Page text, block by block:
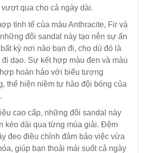
qua cho cả ngày dài.
tinh tế của màu Anthracite, Fir và
đôi sandal này tạo nên sự ấn
kỳ nơi nào bạn đi, cho dù đó là
dạo. Sự kết hợp màu đen và màu
hoàn hảo với biểu tượng
thể hiện niềm tự hào đội bóng của
cao cấp, những đôi sandal này
kéo dài qua từng mùa giải. Đệm
đeo điều chỉnh đảm bảo việc vừa
giúp bạn thoải mái suốt cả ngày